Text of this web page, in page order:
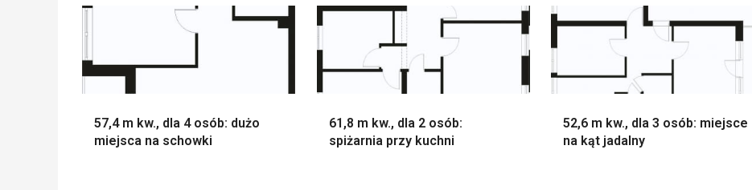
57,4 m kw., dla 4 osób: dużo
miejsca na schowki
61,8 m kw., dla 2 osób:
spiżarnia przy kuchni
52,6 m kw., dla 3 osób: miejsce
na kąt jadalny